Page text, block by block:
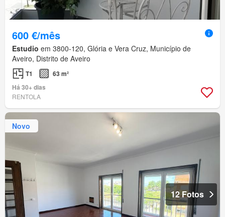
600 €/mês
Estudio em 3800-120, Glória e Vera Cruz, Município de
Aveiro, Distrito de Aveiro
T1
63 m²
Há 30+ dias
RENTOLA
Novo
12 Fotos